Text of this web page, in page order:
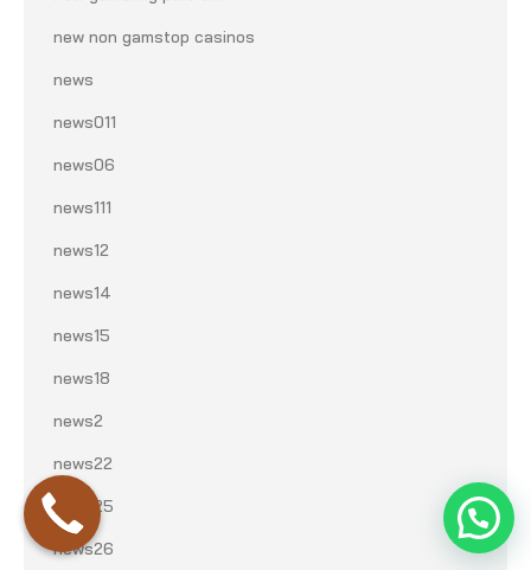
new non gamstop casinos
news
news011
news06
news111
news12
news14
news15
news18
news2
news22
news25
news26